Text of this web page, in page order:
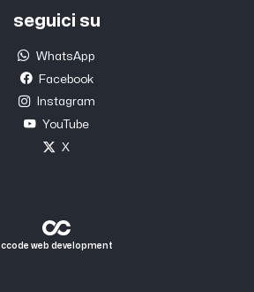
seguici su
WhatsApp
Facebook
Instagram
YouTube
X
ccode web development